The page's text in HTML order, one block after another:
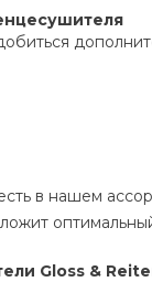
в нашем
Gloss &